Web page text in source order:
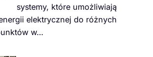
systemy, które umożliwiają
elektrycznej do różnych
w…